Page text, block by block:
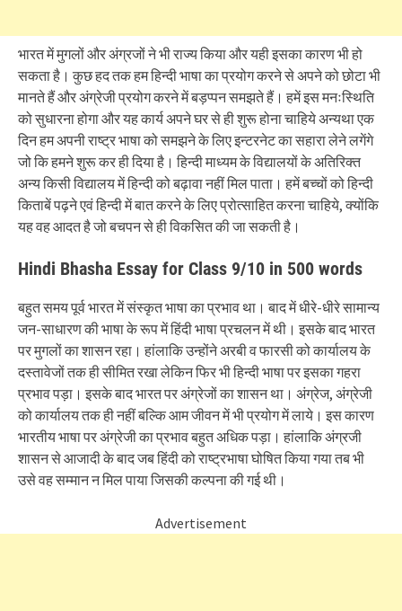
भारत में मुगलों और अंग्रजों ने भी राज्य किया और यही इसका कारण भी हो
सकता है। कुछ हद तक हम हिन्दी भाषा का प्रयोग करने से अपने को छोटा भी
मानते हैं और अंग्रेजी प्रयोग करने में बड़प्पन समझते हैं। हमें इस मनःस्थिति
को सुधारना होगा और यह कार्य अपने घर से ही शुरू होना चाहिये अन्यथा एक
दिन हम अपनी राष्ट्र भाषा को समझने के लिए इन्टरनेट का सहारा लेने लगेंगे
जो कि हमने शुरू कर ही दिया है। हिन्दी माध्यम के विद्यालयों के अतिरिक्त
अन्य किसी विद्यालय में हिन्दी को बढ़ावा नहीं मिल पाता। हमें बच्चों को हिन्दी
किताबें पढ़ने एवं हिन्दी में बात करने के लिए प्रोत्साहित करना चाहिये, क्योंकि
यह वह आदत है जो बचपन से ही विकसित की जा सकती है।
Hindi Bhasha Essay for Class 9/10 in 500 words
बहुत समय पूर्व भारत में संस्कृत भाषा का प्रभाव था। बाद में धीरे-धीरे सामान्य
जन-साधारण की भाषा के रूप में हिंदी भाषा प्रचलन में थी। इसके बाद भारत
पर मुगलों का शासन रहा। हांलाकि उन्होंने अरबी व फारसी को कार्यालय के
दस्तावेजों तक ही सीमित रखा लेकिन फिर भी हिन्दी भाषा पर इसका गहरा
प्रभाव पड़ा। इसके बाद भारत पर अंग्रेजों का शासन था। अंग्रेज, अंग्रेजी
को कार्यालय तक ही नहीं बल्कि आम जीवन में भी प्रयोग में लाये। इस कारण
भारतीय भाषा पर अंग्रेजी का प्रभाव बहुत अधिक पड़ा। हांलाकि अंग्रजी
शासन से आजादी के बाद जब हिंदी को राष्ट्रभाषा घोषित किया गया तब भी
उसे वह सम्मान न मिल पाया जिसकी कल्पना की गई थी।
Advertisement